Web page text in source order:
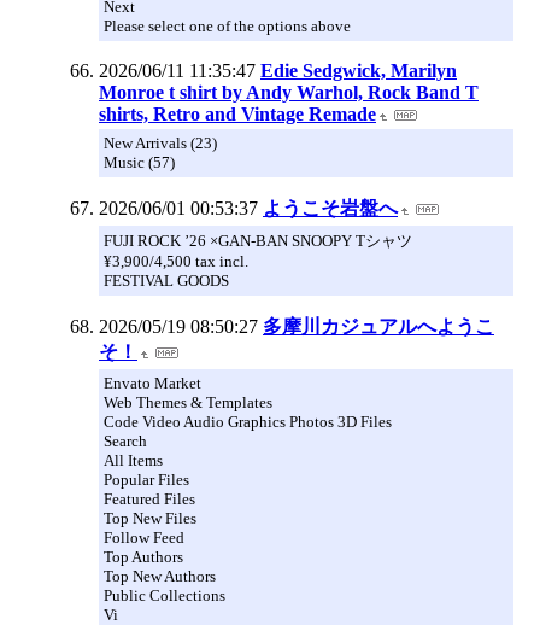
Next
Please select one of the options above
2026/06/11 11:35:47 Edie Sedgwick, Marilyn
Monroe t shirt by Andy Warhol, Rock Band T
shirts, Retro and Vintage Remade
New Arrivals (23)
Music (57)
2026/06/01 00:53:37 ようこそ岩盤へ
FUJI ROCK ’26 ×GAN-BAN SNOOPY Tシャツ
¥3,900/4,500 tax incl.
FESTIVAL GOODS
2026/05/19 08:50:27 多摩川カジュアルへようこ
そ！
Envato Market
Web Themes & Templates
Code Video Audio Graphics Photos 3D Files
Search
All Items
Popular Files
Featured Files
Top New Files
Follow Feed
Top Authors
Top New Authors
Public Collections
Vi